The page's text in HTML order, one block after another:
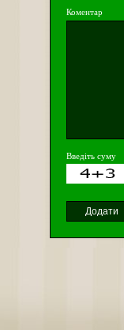
Коментар
Введіть суму